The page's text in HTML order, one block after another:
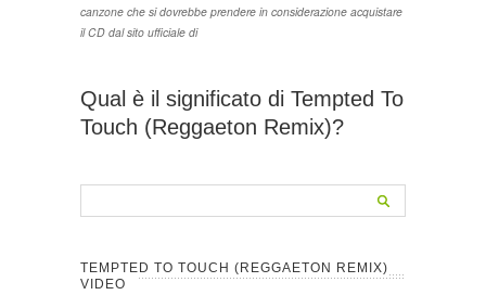
canzone che si dovrebbe prendere in considerazione acquistare
il CD dal sito ufficiale di
Qual è il significato di Tempted To
Touch (Reggaeton Remix)?
TEMPTED TO TOUCH (REGGAETON REMIX)
VIDEO